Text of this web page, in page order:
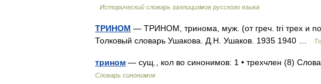
Исторический словарь галлицизмов русского языка
ТРИНОМ — ТРИНОМ, тринома, муж. (от греч. tri трех и
Толковый словарь Ушакова. Д.Н. Ушаков. 1935 1940 …
трином — сущ., кол во синонимов: 1 • трехчлен (8)
Словарь синонимов